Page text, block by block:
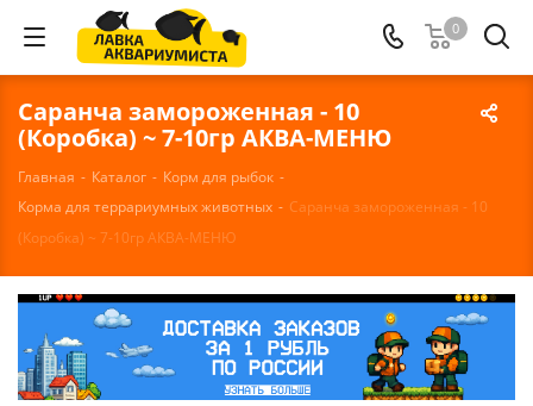
0
Саранча замороженная - 10
(Коробка) ~ 7-10гр АКВА-МЕНЮ
Главная - Каталог - Корм для рыбок -
Корма для террариумных животных - Саранча замороженная - 10
(Коробка) ~ 7-10гр АКВА-МЕНЮ